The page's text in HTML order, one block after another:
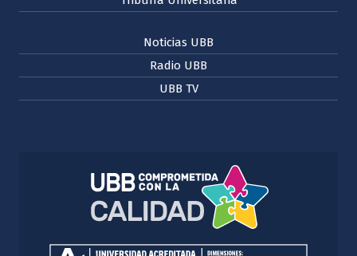
Noticias UBB
Radio UBB
UBB TV